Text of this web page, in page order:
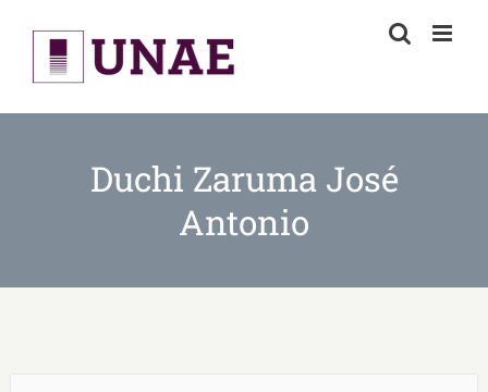
content
Duchi Zaruma José
Antonio